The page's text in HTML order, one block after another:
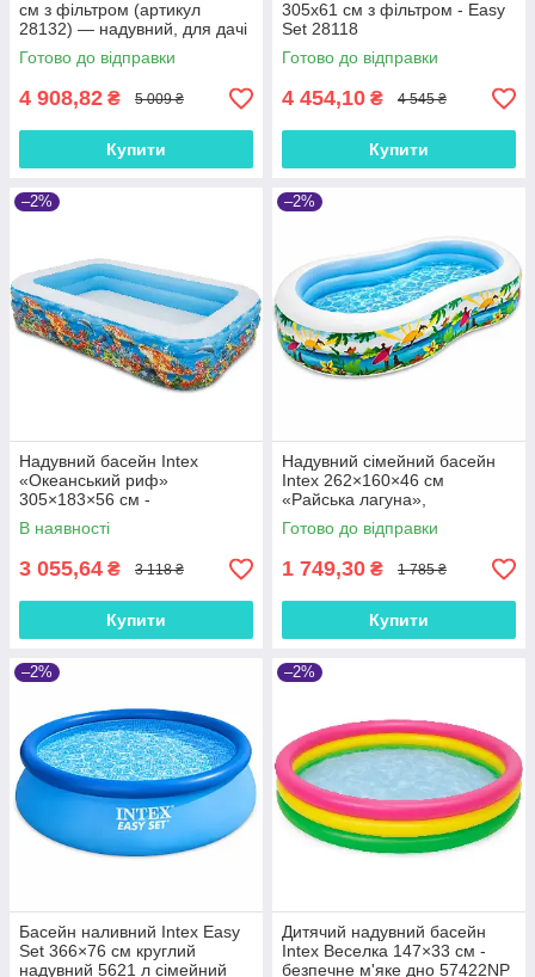
см з фільтром (артикул
28132) — надувний, для дачі
та сім’ї
Готово до відправки
4 908,82 ₴ 5 009 ₴
Купити
305x61 см з фільтром - Easy
Set 28118
Готово до відправки
4 454,10 ₴ 4 545 ₴
Купити
–2%
Надувний басейн Intex
«Океанський риф»
305×183×56 см -
прямокутний дитячий басейн
58485
В наявності
3 055,64 ₴ 3 118 ₴
Купити
–2%
Надувний сімейний басейн
Intex 262×160×46 см
«Райська лагуна»,
прямокутний, 640 л, арт.
56490NP
Готово до відправки
1 749,30 ₴ 1 785 ₴
Купити
–2%
Басейн наливний Intex Easy
Set 366×76 см круглий
надувний 5621 л сімейний
–2%
Дитячий надувний басейн
Intex Веселка 147×33 см -
безпечне м'яке дно 57422NP